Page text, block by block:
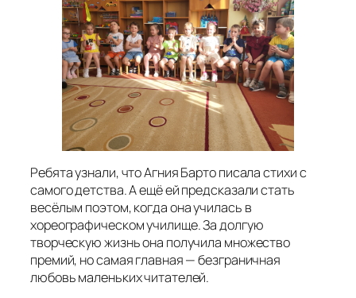
Ребята узнали, что Агния Барто писала стихи с
самого детства. А ещё ей предсказали стать
весёлым поэтом, когда она училась в
хореографическом училище. За долгую
творческую жизнь она получила множество
премий, но самая главная — безграничная
любовь маленьких читателей.